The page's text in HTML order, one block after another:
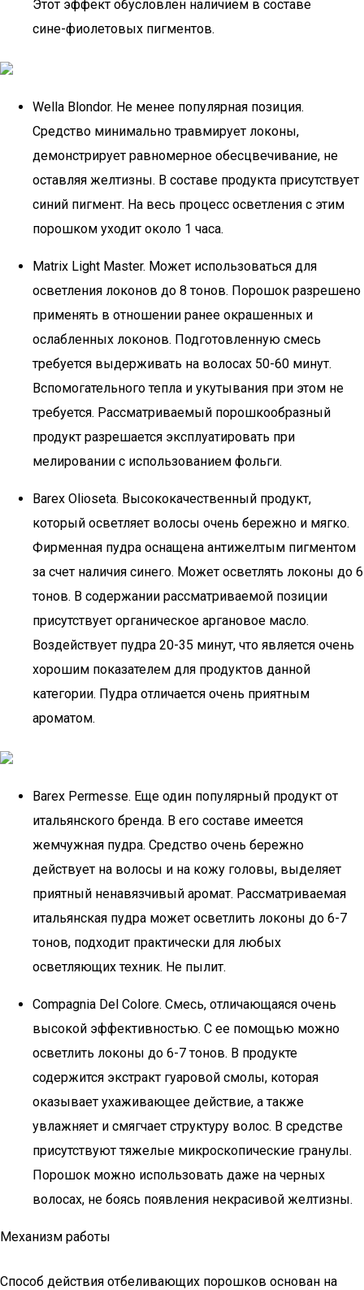
Этот эффект обусловлен наличием в составе
сине-фиолетовых пигментов.
Wella Blondor. Не менее популярная позиция.
Средство минимально травмирует локоны,
демонстрирует равномерное обесцвечивание, не
оставляя желтизны. В составе продукта присутствует
синий пигмент. На весь процесс осветления с этим
порошком уходит около 1 часа.
Matrix Light Master. Может использоваться для
осветления локонов до 8 тонов. Порошок разрешено
применять в отношении ранее окрашенных и
ослабленных локонов. Подготовленную смесь
требуется выдерживать на волосах 50-60 минут.
Вспомогательного тепла и укутывания при этом не
требуется. Рассматриваемый порошкообразный
продукт разрешается эксплуатировать при
мелировании с использованием фольги.
Barex Olioseta. Высококачественный продукт,
который осветляет волосы очень бережно и мягко.
Фирменная пудра оснащена антижелтым пигментом
за счет наличия синего. Может осветлять локоны до 6
тонов. В содержании рассматриваемой позиции
присутствует органическое аргановое масло.
Воздействует пудра 20-35 минут, что является очень
хорошим показателем для продуктов данной
категории. Пудра отличается очень приятным
ароматом.
Barex Permesse. Еще один популярный продукт от
итальянского бренда. В его составе имеется
жемчужная пудра. Средство очень бережно
действует на волосы и на кожу головы, выделяет
приятный ненавязчивый аромат. Рассматриваемая
итальянская пудра может осветлить локоны до 6-7
тонов, подходит практически для любых
осветляющих техник. Не пылит.
Compagnia Del Colore. Смесь, отличающаяся очень
высокой эффективностью. С ее помощью можно
осветлить локоны до 6-7 тонов. В продукте
содержится экстракт гуаровой смолы, которая
оказывает ухаживающее действие, а также
увлажняет и смягчает структуру волос. В средстве
присутствуют тяжелые микроскопические гранулы.
Порошок можно использовать даже на черных
волосах, не боясь появления некрасивой желтизны.
Механизм работы
Способ действия отбеливающих порошков основан на